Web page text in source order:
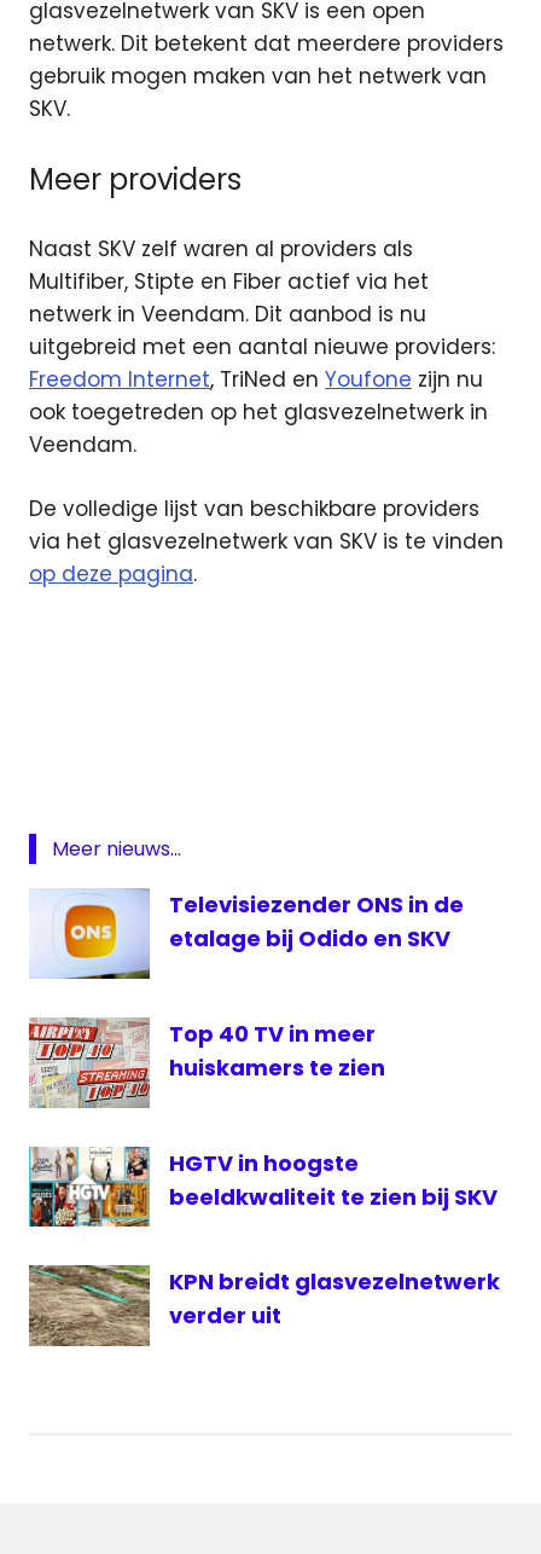
glasvezelnetwerk van SKV is een open
netwerk. Dit betekent dat meerdere providers
gebruik mogen maken van het netwerk van
SKV.
Meer providers
Naast SKV zelf waren al providers als
Multifiber, Stipte en Fiber actief via het
netwerk in Veendam. Dit aanbod is nu
uitgebreid met een aantal nieuwe providers:
Freedom Internet, TriNed en Youfone zijn nu
ook toegetreden op het glasvezelnetwerk in
Veendam.
De volledige lijst van beschikbare providers
via het glasvezelnetwerk van SKV is te vinden
op deze pagina.
Veendam
Meer nieuws...
Televisiezender ONS in de
etalage bij Odido en SKV
Top 40 TV in meer
huiskamers te zien
HGTV in hoogste
beeldkwaliteit te zien bij SKV
KPN breidt glasvezelnetwerk
verder uit